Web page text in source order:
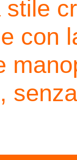
stile
con